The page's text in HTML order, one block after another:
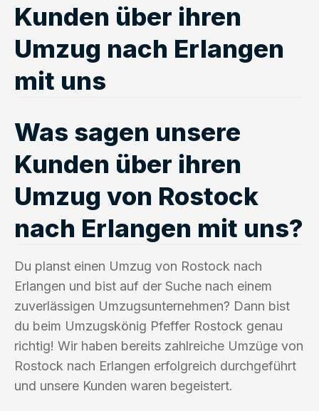
Kunden über ihren
Umzug nach Erlangen
mit uns
Was sagen unsere
Kunden über ihren
Umzug von Rostock
nach Erlangen mit uns?
Du planst einen Umzug von Rostock nach
Erlangen und bist auf der Suche nach einem
zuverlässigen Umzugsunternehmen? Dann bist
du beim Umzugskönig Pfeffer Rostock genau
richtig! Wir haben bereits zahlreiche Umzüge von
Rostock nach Erlangen erfolgreich durchgeführt
und unsere Kunden waren begeistert.